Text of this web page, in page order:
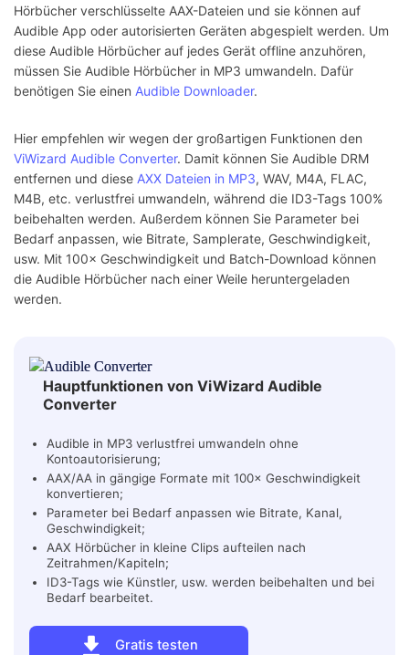
Hörbücher verschlüsselte AAX-Dateien und sie können auf
Audible App oder autorisierten Geräten abgespielt werden. Um
diese Audible Hörbücher auf jedes Gerät offline anzuhören,
müssen Sie Audible Hörbücher in MP3 umwandeln. Dafür
benötigen Sie einen Audible Downloader.
Hier empfehlen wir wegen der großartigen Funktionen den
ViWizard Audible Converter. Damit können Sie Audible DRM
entfernen und diese AXX Dateien in MP3, WAV, M4A, FLAC,
M4B, etc. verlustfrei umwandeln, während die ID3-Tags 100%
beibehalten werden. Außerdem können Sie Parameter bei
Bedarf anpassen, wie Bitrate, Samplerate, Geschwindigkeit,
usw. Mit 100× Geschwindigkeit und Batch-Download können
die Audible Hörbücher nach einer Weile heruntergeladen
werden.
Hauptfunktionen von ViWizard Audible
Converter
Gratis testen
Audible in MP3 verlustfrei umwandeln ohne
Kontoautorisierung;
AAX/AA in gängige Formate mit 100× Geschwindigkeit
konvertieren;
Parameter bei Bedarf anpassen wie Bitrate, Kanal,
Geschwindigkeit;
AAX Hörbücher in kleine Clips aufteilen nach
Zeitrahmen/Kapiteln;
ID3-Tags wie Künstler, usw. werden beibehalten und bei
Bedarf bearbeitet.